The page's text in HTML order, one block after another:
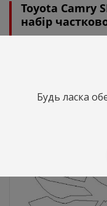
Toyota Camry
набір
Будь ласка